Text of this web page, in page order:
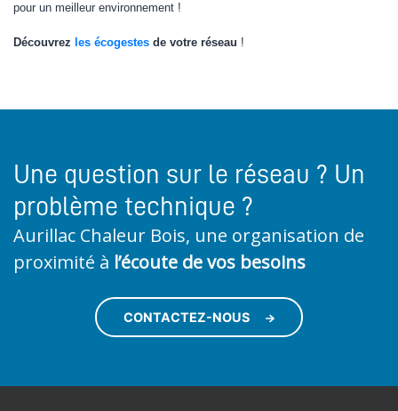
pour un meilleur environnement !
Découvrez les écogestes de votre réseau !
Une question sur le réseau ? Un
problème technique ?
Aurillac Chaleur Bois, une organisation de
proximité à l’écoute de vos besoins
CONTACTEZ-NOUS